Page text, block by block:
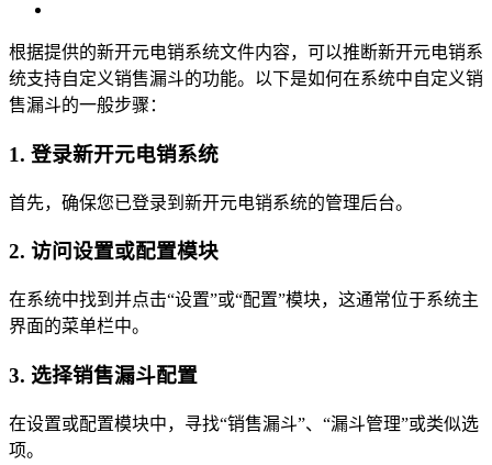
根据提供的新开元电销系统文件内容，可以推断新开元电销系
统支持自定义销售漏斗的功能。以下是如何在系统中自定义销
售漏斗的一般步骤：
1. 登录新开元电销系统
首先，确保您已登录到新开元电销系统的管理后台。
2. 访问设置或配置模块
在系统中找到并点击“设置”或“配置”模块，这通常位于系统主
界面的菜单栏中。
3. 选择销售漏斗配置
在设置或配置模块中，寻找“销售漏斗”、“漏斗管理”或类似选
项。